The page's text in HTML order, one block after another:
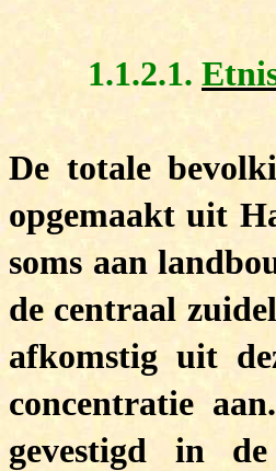
1.1.2.1.
De totale
opgemaakt uit
soms aan
de centraal
afkomstig uit
concentratie
gevestigd in